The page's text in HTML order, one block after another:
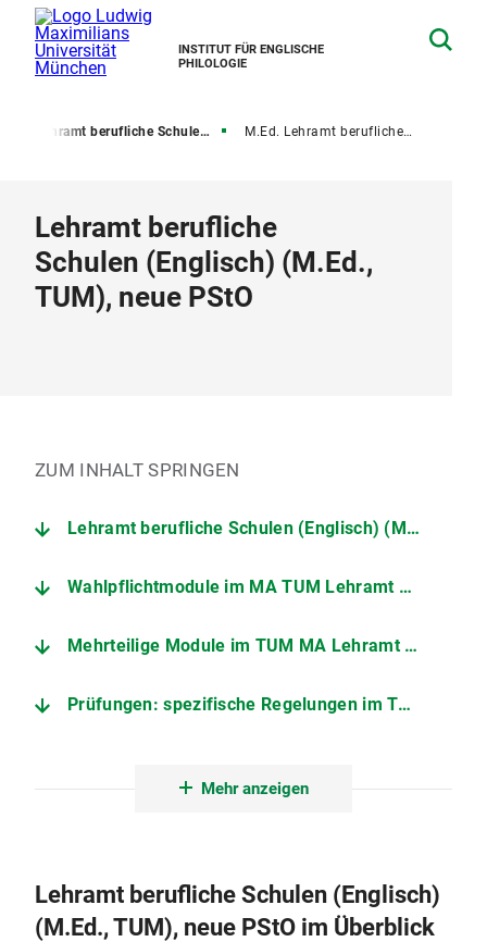
INSTITUT FÜR ENGLISCHE
PHILOLOGIE
Lehramt berufliche Schulen (TUM) M.Ed. Lehramt berufliche Schulen, neue PStO
Lehramt berufliche
Schulen (Englisch) (M.Ed.,
TUM), neue PStO
ZUM INHALT SPRINGEN
Lehramt berufliche Schulen (Englisch) (M.Ed., TUM), neue PStO im Überblick
Wahlpflichtmodule im MA TUM Lehramt berufliche Schulen (Englisch), neue PStO
Mehrteilige Module im TUM MA Lehramt berufliche Schulen (Englisch), neue PStO
Prüfungen: spezifische Regelungen im TUM MA Lehramt berufliche Schulen (Englisch), neue PStO
Mehr anzeigen
Lehramt berufliche Schulen (Englisch)
(M.Ed., TUM), neue PStO im Überblick